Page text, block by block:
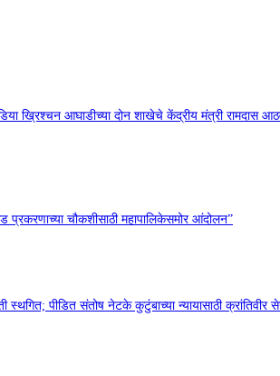
ख्रिश्चन आघाडीच्या दोन शाखेचे केंद्रीय मंत्री रामदास
प्रकरणाच्या चौकशीसाठी महापालिकेसमोर आंदोलन”
स्थगित; पीडित संतोष नेटके कुटुंबाच्या न्यायासाठी क्रांतिवीर